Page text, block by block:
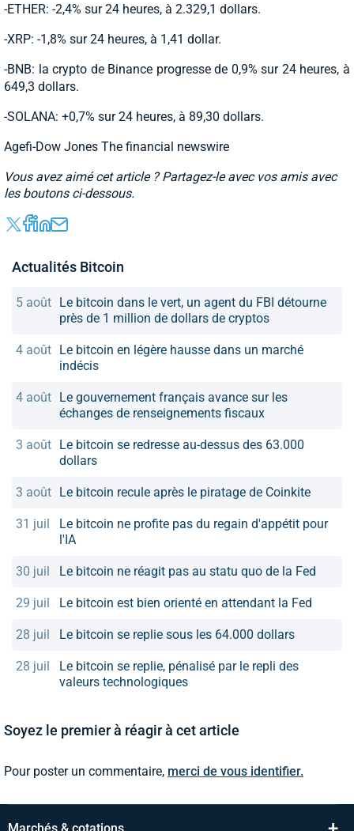
-ETHER: -2,4% sur 24 heures, à 2.329,1 dollars.
-XRP: -1,8% sur 24 heures, à 1,41 dollar.
-BNB: la crypto de Binance progresse de 0,9% sur 24 heures, à
649,3 dollars.
-SOLANA: +0,7% sur 24 heures, à 89,30 dollars.
Agefi-Dow Jones The financial newswire
Vous avez aimé cet article ? Partagez-le avec vos amis avec
les boutons ci-dessous.
Actualités Bitcoin
5 août Le bitcoin dans le vert, un agent du FBI détourne
près de 1 million de dollars de cryptos
4 août Le bitcoin en légère hausse dans un marché
indécis
4 août Le gouvernement français avance sur les
échanges de renseignements fiscaux
3 août Le bitcoin se redresse au-dessus des 63.000
dollars
3 août Le bitcoin recule après le piratage de Coinkite
31 juil
Le bitcoin ne profite pas du regain d'appétit pour
l'IA
30 juil Le bitcoin ne réagit pas au statu quo de la Fed
29 juil Le bitcoin est bien orienté en attendant la Fed
28 juil Le bitcoin se replie sous les 64.000 dollars
28 juil
Le bitcoin se replie, pénalisé par le repli des
valeurs technologiques
Soyez le premier à réagir à cet article
Pour poster un commentaire, merci de vous identifier.